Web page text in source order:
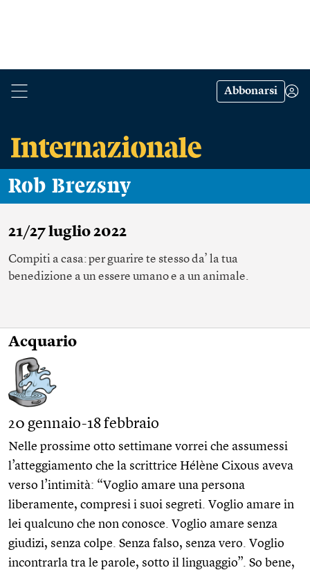
Abbonarsi
Rob Brezsny
21/27 luglio 2022
Compiti a casa: per guarire te stesso da’ la tua
benedizione a un essere umano e a un animale.
Acquario
20 gennaio-18 febbraio
Nelle prossime otto settimane vorrei che assumessi
l’atteggiamento che la scrittrice Hélène Cixous aveva
verso l’intimità: “Voglio amare una persona
liberamente, compresi i suoi segreti. Voglio amare in
lei qualcuno che non conosce. Voglio amare senza
giudizi, senza colpe. Senza falso, senza vero. Voglio
incontrarla tra le parole, sotto il linguaggio”. So bene,